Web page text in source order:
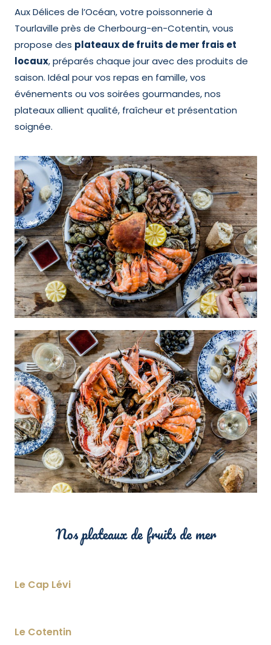
Aux Délices de l’Océan, votre poissonnerie à
Tourlaville près de Cherbourg-en-Cotentin, vous
propose des plateaux de fruits de mer frais et
locaux, préparés chaque jour avec des produits de
saison. Idéal pour vos repas en famille, vos
événements ou vos soirées gourmandes, nos
plateaux allient qualité, fraîcheur et présentation
soignée.
Nos plateaux de fruits de mer
Le Cap Lévi
Le Cotentin